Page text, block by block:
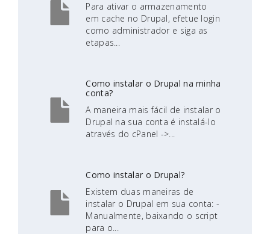
Para ativar o armazenamento
em cache no Drupal, efetue login
como administrador e siga as
etapas...
Como instalar o Drupal na minha
conta?
A maneira mais fácil de instalar o
Drupal na sua conta é instalá-lo
através do cPanel ->...
Como instalar o Drupal?
Existem duas maneiras de
instalar o Drupal em sua conta: -
Manualmente, baixando o script
para o...